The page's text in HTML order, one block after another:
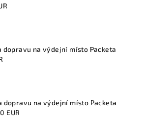
dopravu na výdejní místo Packeta
dopravu na výdejní místo Packeta
EUR